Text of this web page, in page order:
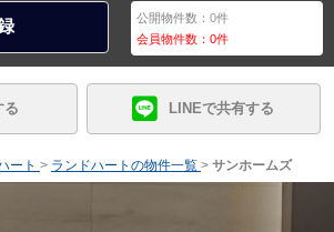
公開物件数：0件
会員物件数：0件
る LINEで共有する
ート > ランドハートの物件一覧 > サンホームズ